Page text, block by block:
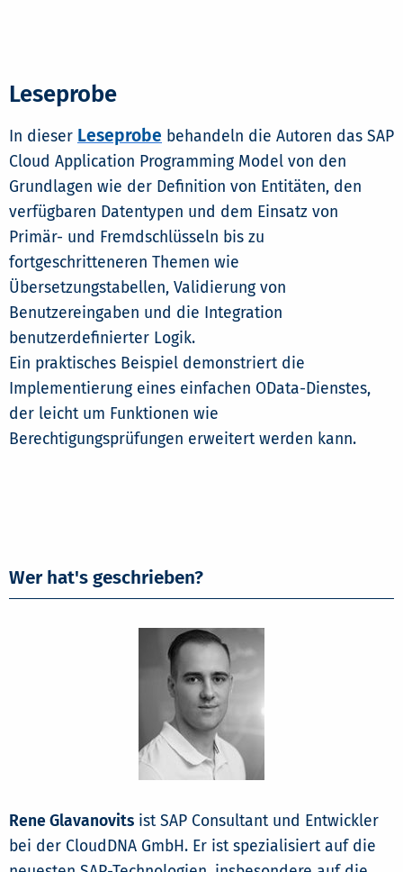
Leseprobe
In dieser Leseprobe behandeln die Autoren das SAP
Cloud Application Programming Model von den
Grundlagen wie der Definition von Entitäten, den
verfügbaren Datentypen und dem Einsatz von
Primär- und Fremdschlüsseln bis zu
fortgeschritteneren Themen wie
Übersetzungstabellen, Validierung von
Benutzereingaben und die Integration
benutzerdefinierter Logik.
Ein praktisches Beispiel demonstriert die
Implementierung eines einfachen OData-Dienstes,
der leicht um Funktionen wie
Berechtigungsprüfungen erweitert werden kann.
Wer hat's geschrieben?
Rene Glavanovits ist SAP Consultant und Entwickler
bei der CloudDNA GmbH. Er ist spezialisiert auf die